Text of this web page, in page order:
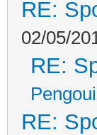
RE:
02/05/
RE:
RE: